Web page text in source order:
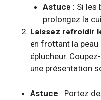
Astuce : Si les
prolongez la
Laissez refroidir
en frottant la peau
éplucheur.
une présentation
Astuce : Portez